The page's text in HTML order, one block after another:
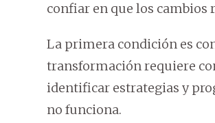
confiar en que los
La primera condición es
transformación requiere
identificar estrategias y
no funciona.